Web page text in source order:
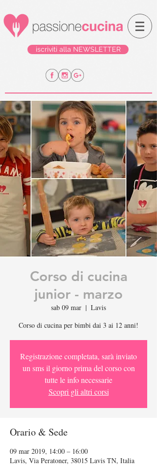
iscriviti alla NEWSLETTER
Corso di cucina
junior - marzo
sab 09 mar
  |
Lavis
Corso di cucina per bimbi dai 3 ai 12 anni!
Registrazione completata, sarà inviato
un sms il giorno prima del corso con
tutte le info necessarie
Scopri gli altri corsi
Orario & Sede
09 mar 2019, 14:00 – 16:00
Lavis, Via Peratoner, 38015 Lavis TN, Italia